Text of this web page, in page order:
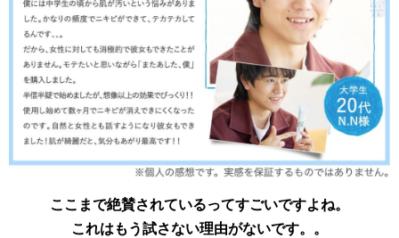
ここまで絶賛されているってすごいですよね。
これはもう試さない理由がないです。。